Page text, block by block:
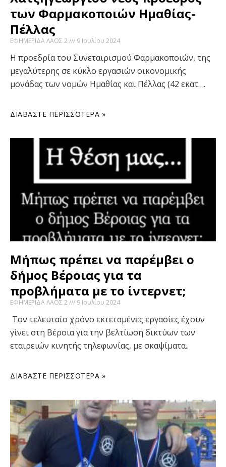
των Φαρμακοποιών Ημαθίας-
Πέλλας
ΕΦΗΜΕΡΙΔΑ ΛΑΟΣ 2 9 Ιουλίου 2024
Η προεδρία του Συνεταιρισμού Φαρμακοποιών, της
μεγαλύτερης σε κύκλο εργασιών οικονομικής
μονάδας των νομών Ημαθίας και Πέλλας (42 εκατ….
ΔΙΑΒΆΣΤΕ ΠΕΡΙΣΣΌΤΕΡΑ »
Μήπως πρέπει να παρέμβει ο
δήμος Βέροιας για τα
προβλήματα με το ίντερνετ;
ΕΦΗΜΕΡΙΔΑ ΛΑΟΣ 2 9 Ιουλίου 2024
Τον τελευταίο χρόνο εκτεταμένες εργασίες έχουν
γίνει στη Βέροια για την βελτίωση δικτύων των
εταιρειών κινητής τηλεφωνίας, με σκαψίματα..
ΔΙΑΒΆΣΤΕ ΠΕΡΙΣΣΌΤΕΡΑ »